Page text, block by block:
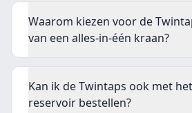
Waarom kiezen voor de
van een alles-in-één kraan?
Kan ik de Twintaps ook met
reservoir bestellen?